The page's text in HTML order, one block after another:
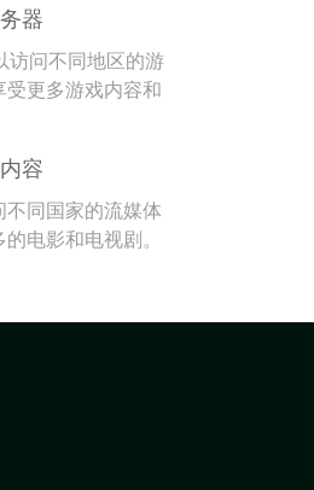
器
访问不同地区的游
受更多游戏内容和
容
不同国家的流媒体
电影和电视剧。